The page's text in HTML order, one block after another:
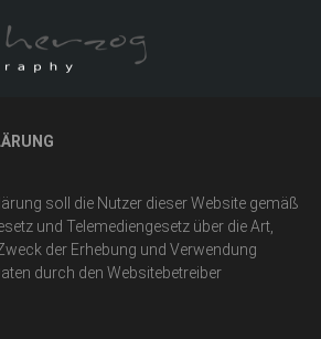
soll die Nutzer dieser Website gemäß
und Telemediengesetz über die Art,
der Erhebung und Verwendung
durch den Websitebetreiber